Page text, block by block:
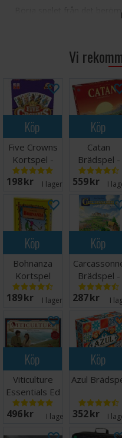
Börja spelet från det
och bygg hus och hotell
gör smarta affärer. Även
komma på fötter igen
affärer med de andra
Har du vad som krävs för
till slut äger allt? Om du
MONOPOLY!
Antal spelare: 2-4
Ålder: 8+
Speltid: 60-180 minuter
Språk: Svenska
Vi
Köp
Five Crowns
Kortspel -
2025
198 SEK I lager: 20+
Köp
Catan
Brädspel -
NORSK
559 SEK I
Köp
Bohnanza
Kortspel
189 SEK I lager: 20+
Köp
Brädspel -
Svensk
287 SEK I
Köp
Viticulture
Essentials Ed
Brädspel
496 SEK I lager: 4
Köp
Azul
352 SEK I